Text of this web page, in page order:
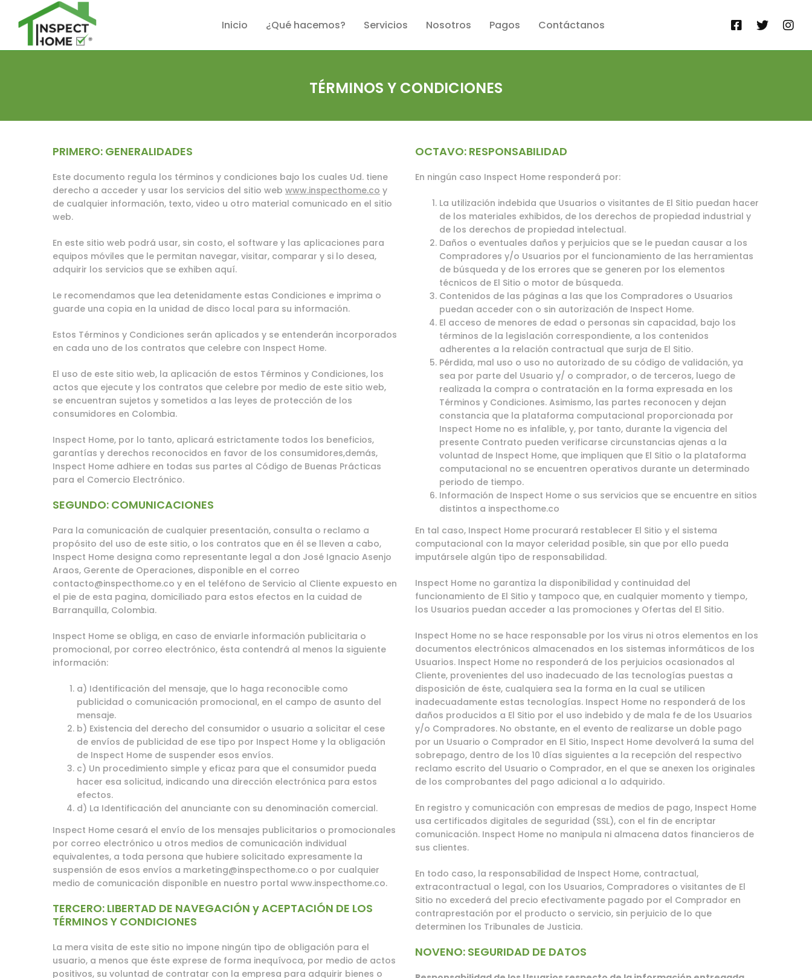
Inicio ¿Qué hacemos? Servicios Nosotros Pagos Contáctanos
TÉRMINOS Y CONDICIONES
PRIMERO: GENERALIDADES
Este documento regula los términos y condiciones bajo los cuales Ud. tiene
derecho a acceder y usar los servicios del sitio web www.inspecthome.co y
de cualquier información, texto, video u otro material comunicado en el sitio
web.
En este sitio web podrá usar, sin costo, el software y las aplicaciones para
equipos móviles que le permitan navegar, visitar, comparar y si lo desea,
adquirir los servicios que se exhiben aquí.
Le recomendamos que lea detenidamente estas Condiciones e imprima o
guarde una copia en la unidad de disco local para su información.
Estos Términos y Condiciones serán aplicados y se entenderán incorporados
en cada uno de los contratos que celebre con Inspect Home.
El uso de este sitio web, la aplicación de estos Términos y Condiciones, los
actos que ejecute y los contratos que celebre por medio de este sitio web,
se encuentran sujetos y sometidos a las leyes de protección de los
consumidores en Colombia.
Inspect Home, por lo tanto, aplicará estrictamente todos los beneficios,
garantías y derechos reconocidos en favor de los consumidores,demás,
Inspect Home adhiere en todas sus partes al Código de Buenas Prácticas
para el Comercio Electrónico.
SEGUNDO: COMUNICACIONES
Para la comunicación de cualquier presentación, consulta o reclamo a
propósito del uso de este sitio, o los contratos que en él se lleven a cabo,
Inspect Home designa como representante legal a don José Ignacio Asenjo
Araos, Gerente de Operaciones, disponible en el correo
contacto@inspecthome.co y en el teléfono de Servicio al Cliente expuesto en
el pie de esta pagina, domiciliado para estos efectos en la cuidad de
Barranquilla, Colombia.
Inspect Home se obliga, en caso de enviarle información publicitaria o
promocional, por correo electrónico, ésta contendrá al menos la siguiente
información:
a) Identificación del mensaje, que lo haga reconocible como
publicidad o comunicación promocional, en el campo de asunto del
mensaje.
b) Existencia del derecho del consumidor o usuario a solicitar el cese
de envíos de publicidad de ese tipo por Inspect Home y la obligación
de Inspect Home de suspender esos envíos.
c) Un procedimiento simple y eficaz para que el consumidor pueda
hacer esa solicitud, indicando una dirección electrónica para estos
efectos.
d) La Identificación del anunciante con su denominación comercial.
Inspect Home cesará el envío de los mensajes publicitarios o promocionales
por correo electrónico u otros medios de comunicación individual
equivalentes, a toda persona que hubiere solicitado expresamente la
suspensión de esos envíos a marketing@inspecthome.co o por cualquier
medio de comunicación disponible en nuestro portal www.inspecthome.co.
TERCERO: LIBERTAD DE NAVEGACIÓN y ACEPTACIÓN DE LOS
TÉRMINOS Y CONDICIONES
La mera visita de este sitio no impone ningún tipo de obligación para el
usuario, a menos que éste exprese de forma inequívoca, por medio de actos
positivos, su voluntad de contratar con la empresa para adquirir bienes o
OCTAVO: RESPONSABILIDAD
En ningún caso Inspect Home responderá por:
La utilización indebida que Usuarios o visitantes de El Sitio puedan hacer
de los materiales exhibidos, de los derechos de propiedad industrial y
de los derechos de propiedad intelectual.
Daños o eventuales daños y perjuicios que se le puedan causar a los
Compradores y/o Usuarios por el funcionamiento de las herramientas
de búsqueda y de los errores que se generen por los elementos
técnicos de El Sitio o motor de búsqueda.
Contenidos de las páginas a las que los Compradores o Usuarios
puedan acceder con o sin autorización de Inspect Home.
El acceso de menores de edad o personas sin capacidad, bajo los
términos de la legislación correspondiente, a los contenidos
adherentes a la relación contractual que surja de El Sitio.
Pérdida, mal uso o uso no autorizado de su código de validación, ya
sea por parte del Usuario y/ o comprador, o de terceros, luego de
realizada la compra o contratación en la forma expresada en los
Términos y Condiciones. Asimismo, las partes reconocen y dejan
constancia que la plataforma computacional proporcionada por
Inspect Home no es infalible, y, por tanto, durante la vigencia del
presente Contrato pueden verificarse circunstancias ajenas a la
voluntad de Inspect Home, que impliquen que El Sitio o la plataforma
computacional no se encuentren operativos durante un determinado
periodo de tiempo.
Información de Inspect Home o sus servicios que se encuentre en sitios
distintos a inspecthome.co
En tal caso, Inspect Home procurará restablecer El Sitio y el sistema
computacional con la mayor celeridad posible, sin que por ello pueda
imputársele algún tipo de responsabilidad.
Inspect Home no garantiza la disponibilidad y continuidad del
funcionamiento de El Sitio y tampoco que, en cualquier momento y tiempo,
los Usuarios puedan acceder a las promociones y Ofertas del El Sitio.
Inspect Home no se hace responsable por los virus ni otros elementos en los
documentos electrónicos almacenados en los sistemas informáticos de los
Usuarios. Inspect Home no responderá de los perjuicios ocasionados al
Cliente, provenientes del uso inadecuado de las tecnologías puestas a
disposición de éste, cualquiera sea la forma en la cual se utilicen
inadecuadamente estas tecnologías. Inspect Home no responderá de los
daños producidos a El Sitio por el uso indebido y de mala fe de los Usuarios
y/o Compradores. No obstante, en el evento de realizarse un doble pago
por un Usuario o Comprador en El Sitio, Inspect Home devolverá la suma del
sobrepago, dentro de los 10 días siguientes a la recepción del respectivo
reclamo escrito del Usuario o Comprador, en el que se anexen los originales
de los comprobantes del pago adicional a lo adquirido.
En registro y comunicación con empresas de medios de pago, Inspect Home
usa certificados digitales de seguridad (SSL), con el fin de encriptar
comunicación. Inspect Home no manipula ni almacena datos financieros de
sus clientes.
En todo caso, la responsabilidad de Inspect Home, contractual,
extracontractual o legal, con los Usuarios, Compradores o visitantes de El
Sitio no excederá del precio efectivamente pagado por el Comprador en
contraprestación por el producto o servicio, sin perjuicio de lo que
determinen los Tribunales de Justicia.
NOVENO: SEGURIDAD DE DATOS